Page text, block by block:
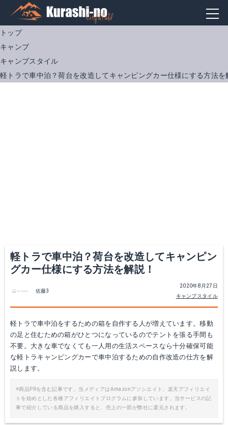
トップ
キャンプ
キャンプスタイル
軽トラで車中泊？荷台を改造してキャンピングカー仕様にする方法を
軽トラで車中泊？荷台を改造してキャンピン
グカー仕様にする方法を解説！
2020年8月27日
キャンプスタイル
佐藤3
軽トラで車中泊をするための箱を自作する人が増えています。移動
の足と住むための箱がひとつになっているのでテントを張る手間も
不要。大きな車でなくても一人用の生活スペースなら十分確保可能
な軽トラキャンピングカーで車中泊するための自作改造の仕方を解
説します。
※商品PRを含む記事です。当メディアはAmazonアソシエイト、楽天アフィリエイ
トを始めとした各種アフィリエイトプログラムに参加しています。当サービスの記
事で紹介している商品を購入すると、売上の一部が弊社に還元されます。
リジットタイ・コーナーコネクター RTC2Z SIMPSON シンプソン金具
楽天で詳細を見る 楽天で詳細を見る